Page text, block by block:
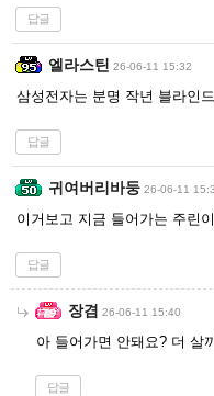
답글
엘라스틴 26-06-11 15:32
삼성전자는 분명 작년 블라인
답글
귀여버리바둥 26-06-11
이거보고 지금 들어가는 주린
답글
장겸 26-06-11 15:40
아 들어가면 안돼요? 더 살
답글